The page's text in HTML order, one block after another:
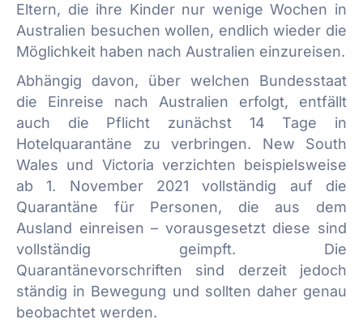
Eltern, die ihre Kinder nur wenige Wochen in
Australien besuchen wollen, endlich wieder die
Möglichkeit haben nach Australien einzureisen.
Abhängig davon, über welchen Bundesstaat
die Einreise nach Australien erfolgt, entfällt
auch die Pflicht zunächst 14 Tage in
Hotelquarantäne zu verbringen. New South
Wales und Victoria verzichten beispielsweise
ab 1. November 2021 vollständig auf die
Quarantäne für Personen, die aus dem
Ausland einreisen – vorausgesetzt diese sind
vollständig geimpft. Die
Quarantänevorschriften sind derzeit jedoch
ständig in Bewegung und sollten daher genau
beobachtet werden.